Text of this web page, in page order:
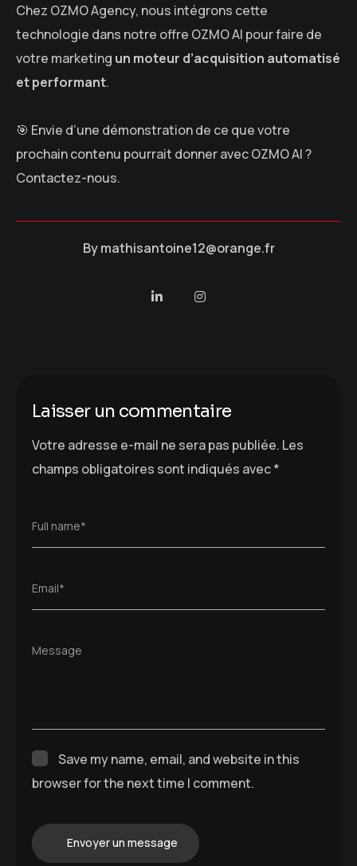
Chez OZMO Agency, nous intégrons cette
technologie dans notre offre OZMO AI pour faire de
votre marketing un moteur d’acquisition automatisé
et performant.
🎯 Envie d’une démonstration de ce que votre
prochain contenu pourrait donner avec OZMO AI ?
Contactez-nous.
Bymathisantoine12@orange.fr
Laisser un commentaire
Votre adresse e-mail ne sera pas publiée. Les
champs obligatoires sont indiqués avec*
Full name*
Email*
Message
Save my name, email, and website in this
browser for the next time I comment.
Envoyer un message